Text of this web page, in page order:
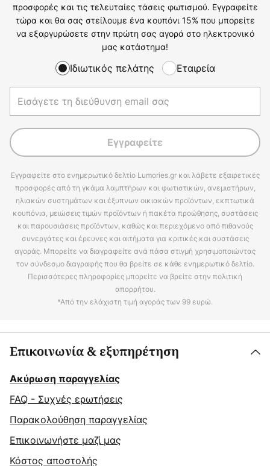
προσφορές και τις τελευταίες τάσεις φωτισμού. Εγγραφείτε
τώρα και θα σας στείλουμε ένα κουπόνι 15% που μπορείτε
να εξαργυρώσετε στην πρώτη σας αγορά στο ηλεκτρονικό
μας κατάστημα!
Ιδιωτικός πελάτης Εταιρεία
Εγγραφείτε
Εγγραφείτε στο ενημερωτικό δελτίο Lumories.gr και λάβετε εξαιρετικές
προσφορές από τη γκάμα λαμπτήρων και φωτιστικών, ανεμιστήρων,
ηλιακών συστημάτων και έξυπνων οικιακών προϊόντων, εκπτωτικά
κουπόνια, μειώσεις τιμών προϊόντων ή πακέτα προώθησης, συστάσεις
και παρουσιάσεις προϊόντων, καθώς και περιεχόμενο από πιθανούς
συνεργάτες και έρευνες και αιτήματα για κριτικές και συστάσεις
αγοράς. Μπορείτε να διαγραφείτε ανά πάσα στιγμή χρησιμοποιώντας
τον σύνδεσμο διαγραφής που θα βρείτε σε κάθε ενημερωτικό δελτίο.
Περισσότερες πληροφορίες μπορείτε να βρείτε στην πολιτική
απορρήτου.
*Από την ελάχιστη τιμή αγοράς των 99 ευρώ.
Επικοινωνία & εξυπηρέτηση
Ακύρωση παραγγελίας
FAQ - Συχνές ερωτήσεις
Παρακολούθηση παραγγελίας
Επικοινωνήστε μαζί μας
Κόστος αποστολής